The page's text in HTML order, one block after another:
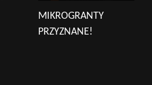
MIKROGRANTY
PRZYZNANE!